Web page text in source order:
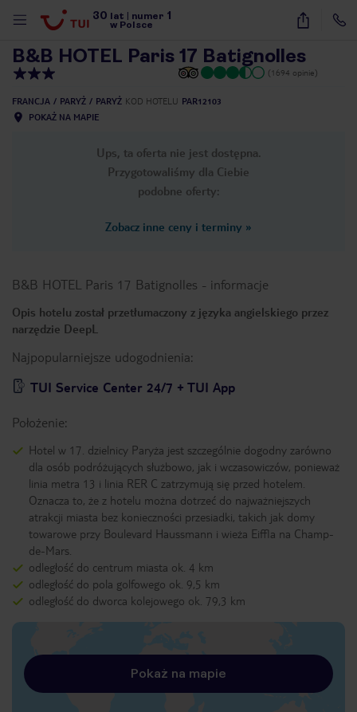
30 lat numer 1
w Polsce
24
B&B HOTEL Paris 17 Batignolles
(1694 opinie)
FRANCJA PARYŻ PARYŻ KOD HOTELU PAR12103
POKAŻ NA MAPIE
Ups, ta oferta nie jest dostępna.
Przygotowaliśmy dla Ciebie
podobne oferty:
Zobacz inne ceny i terminy »
B&B HOTEL Paris 17 Batignolles - informacje
Opis hotelu został przetłumaczony z języka angielskiego przez
narzędzie DeepL
Najpopularniejsze udogodnienia:
TUI Service Center 24/7 + TUI App
Położenie:
Hotel w 17. dzielnicy Paryża jest szczególnie dogodny zarówno
dla osób podróżujących służbowo, jak i wczasowiczów, ponieważ
linia metra 13 i linia RER C zatrzymują się przed hotelem.
Oznacza to, że z hotelu można dotrzeć do najważniejszych
atrakcji miasta bez konieczności przesiadki, takich jak domy
towarowe przy Boulevard Haussmann i wieża Eiffla na Champ-
de-Mars.
odległość do centrum miasta ok. 4 km
odległość do pola golfowego ok. 9,5 km
odległość do dworca kolejowego ok. 79,3 km
Pokaż na mapie